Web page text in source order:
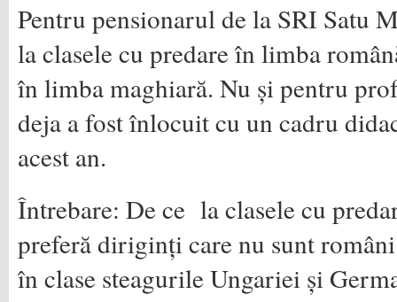
Pentru pensionarul de la SRI Satu
la clasele cu predare în limba
în limba maghiară. Nu și pentru
deja a fost înlocuit cu un cadru
acest an.
Întrebare: De ce la clasele cu
preferă diriginți care nu sunt
în clase steagurile Ungariei și